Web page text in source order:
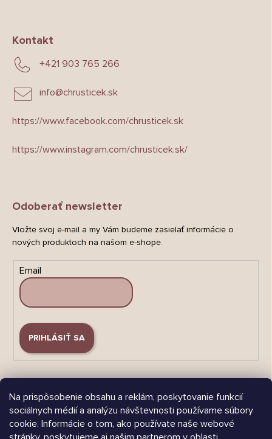
Na prispôsobenie obsahu a reklám, poskytovanie funkcií
sociálnych médií a analýzu návštevnosti používame súbory
cookie. Informácie o tom, ako používate naše webové
Kontakt
info@chrusticek.sk
+421 903 765 266
https://www.facebook.com/chrusticek.sk
https://www.instagram.com/chrusticek.sk/
Odoberať newsletter
Vložte svoj e-mail a my Vám budeme zasielať informácie o
nových produktoch na našom e-shope.
Email
PRIHLÁSIŤ SA
Árukereső.hu